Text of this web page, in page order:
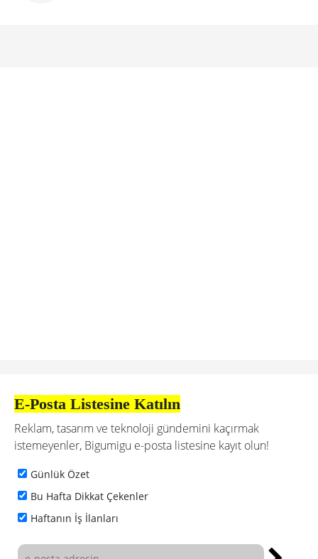
E-Posta Listesine Katılın
Reklam, tasarım ve teknoloji gündemini kaçırmak
istemeyenler, Bigumigu e-posta listesine kayıt olun!
Günlük Özet
Bu Hafta Dikkat Çekenler
Haftanın İş İlanları